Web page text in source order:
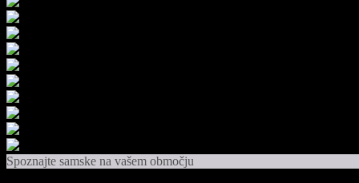
Spoznajte samske na vašem območju